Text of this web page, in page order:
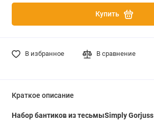
Купить
В избранное В сравнение
Краткое описание
Набор бантиков из тесьмыSimply Gorjuss